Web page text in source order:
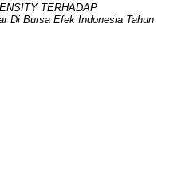
TERHADAP
Di Bursa Efek Indonesia Tahun